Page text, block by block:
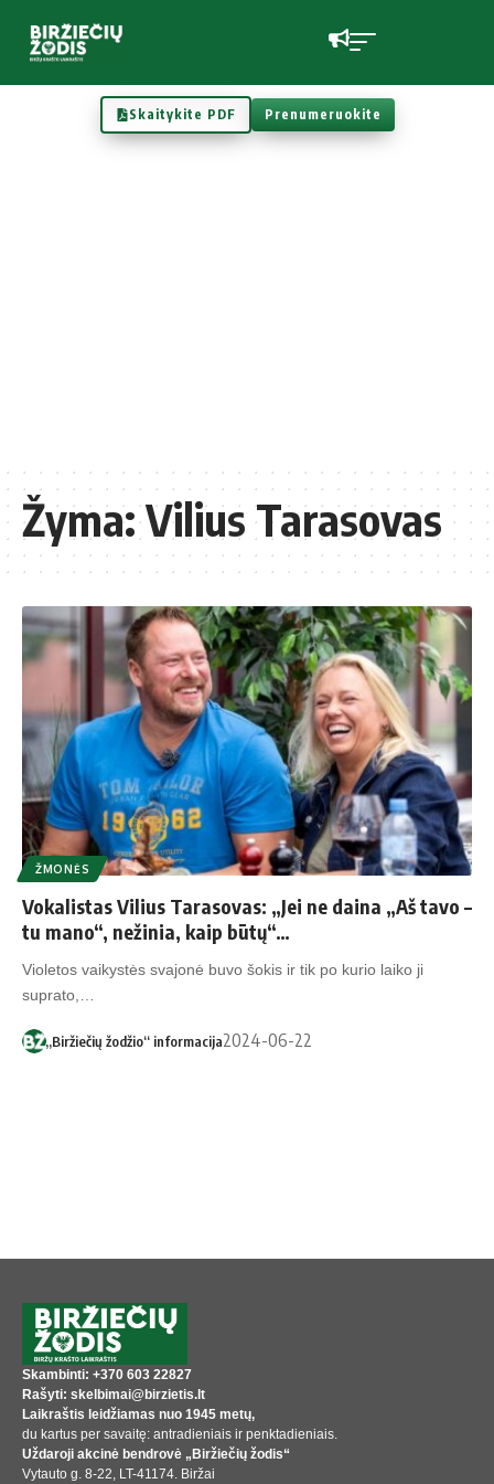
Skaitykite PDF Prenumeruokite
Žyma:Vilius Tarasovas
ŽMONĖS
Vokalistas Vilius Tarasovas: „Jei ne daina „Aš tavo –
tu mano“, nežinia, kaip būtų“…
Violetos vaikystės svajonė buvo šokis ir tik po kurio laiko ji
suprato,…
„Biržiečių žodžio“ informacija2024-06-22
Skambinti: +370 603 22827
Rašyti: skelbimai@birzietis.lt
Laikraštis leidžiamas nuo 1945 metų,
du kartus per savaitę: antradieniais ir penktadieniais.
Uždaroji akcinė bendrovė „Biržiečių žodis“
Vytauto g. 8-22, LT-41174. Biržai